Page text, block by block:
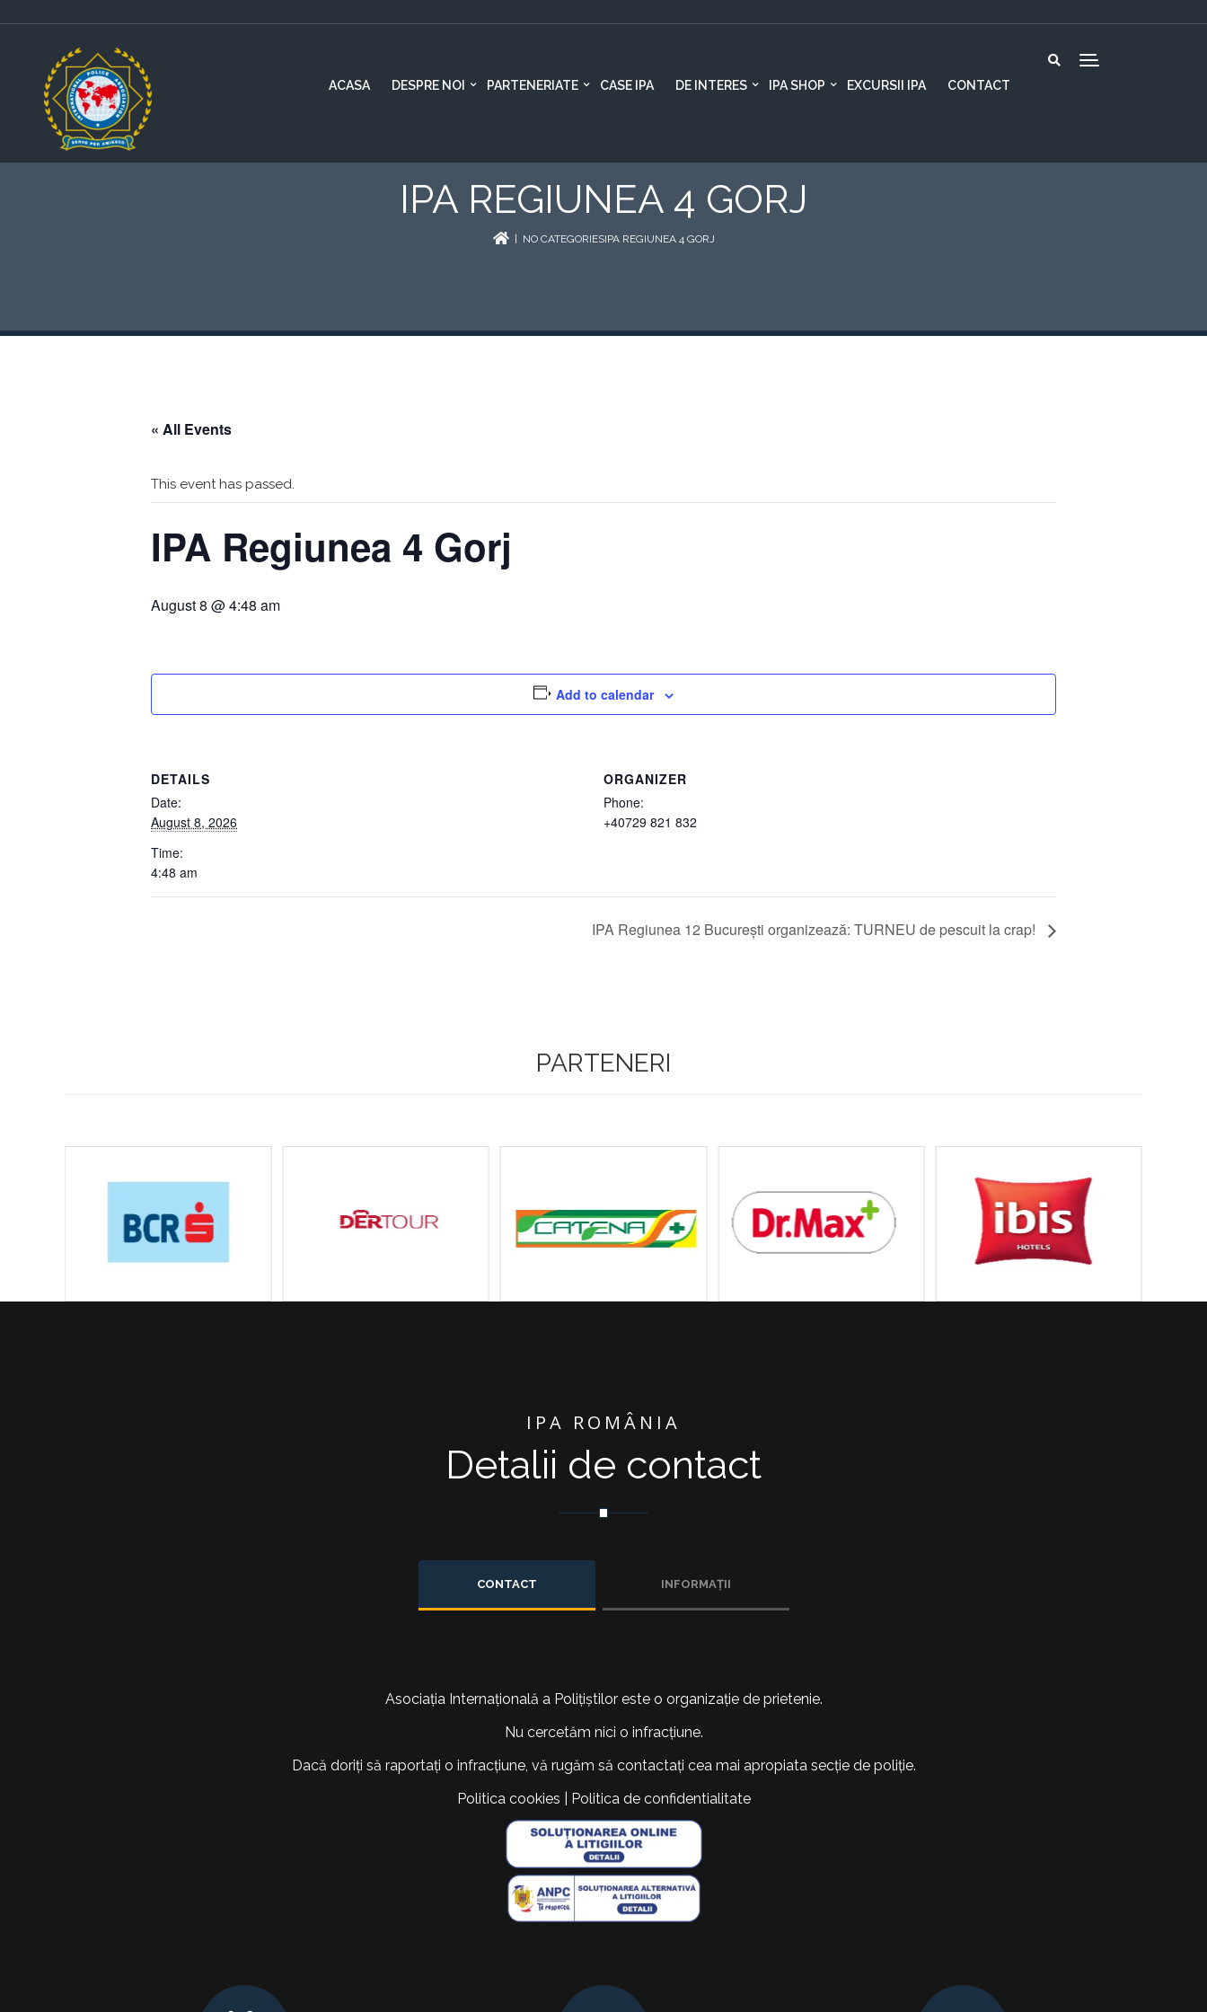
ACASA DESPRE NOI PARTENERIATE CASE IPA DE INTERES IPA SHOP EXCURSII IPA CONTACT
IPA REGIUNEA 4 GORJ
| NO CATEGORIESIPA REGIUNEA 4 GORJ
« All Events
This event has passed.
IPA Regiunea 4 Gorj
August 8 @ 4:48 am
Add to calendar
DETAILS
Date:
August 8, 2026
Time:
4:48 am
ORGANIZER
Phone:
+40729 821 832
IPA Regiunea 12 București organizează: TURNEU de pescuit la crap!
PARTENERI
IPA ROMÂNIA
Detalii de contact
CONTACT INFORMAȚII
Asociația Internațională a Polițiștilor este o organizație de prietenie.
Nu cercetăm nici o infracțiune.
Dacă doriți să raportați o infracțiune, vă rugăm să contactați cea mai apropiata secție de poliție.
Politica cookies
Politica de confidentialitate